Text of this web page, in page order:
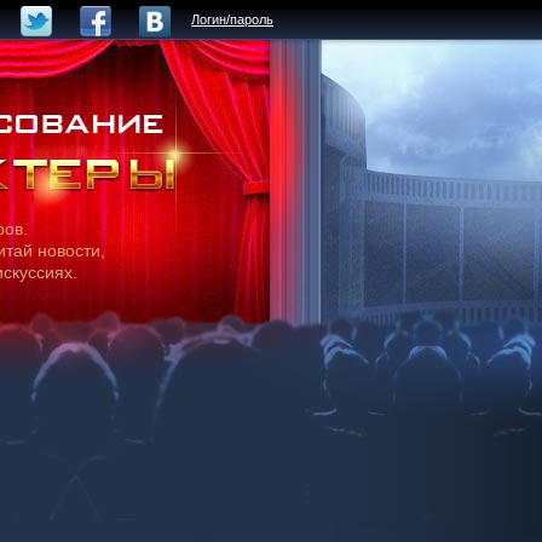
Логин/пароль
новости,